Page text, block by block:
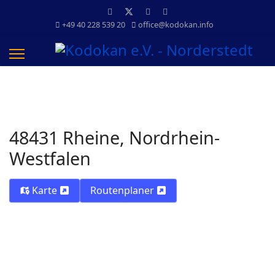
+49 40 228 539 20 office@kodokan.info
48431 Rheine, Nordrhein-
Westfalen
Karte Routenplaner